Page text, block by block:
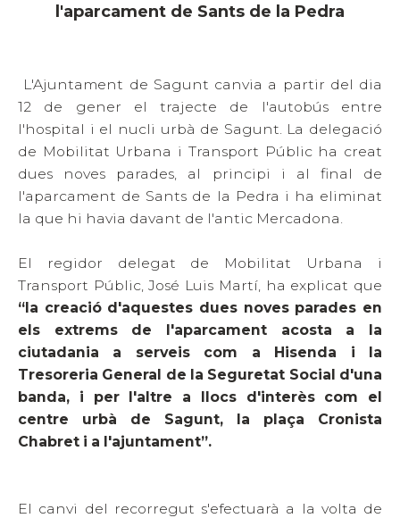
l'aparcament de Sants de la Pedra
L'Ajuntament de Sagunt canvia a partir del dia
12 de gener el trajecte de l'autobús entre
l'hospital i el nucli urbà de Sagunt. La delegació
de Mobilitat Urbana i Transport Públic ha creat
dues noves parades, al principi i al final de
l'aparcament de Sants de la Pedra i ha eliminat
la que hi havia davant de l'antic Mercadona.
El regidor delegat de Mobilitat Urbana i
Transport Públic, José Luis Martí, ha explicat que
“la creació d'aquestes dues noves parades en
els extrems de l'aparcament acosta a la
ciutadania a serveis com a Hisenda i la
Tresoreria General de la Seguretat Social d'una
banda, i per l'altre a llocs d'interès com el
centre urbà de Sagunt, la plaça Cronista
Chabret i a l'ajuntament”.
El canvi del recorregut s'efectuarà a la volta de